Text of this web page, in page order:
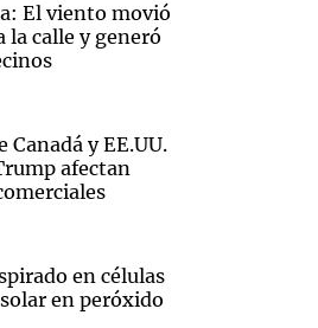
El viento movió
la calle y generó
y EE.UU.
afectan
en células
en peróxido